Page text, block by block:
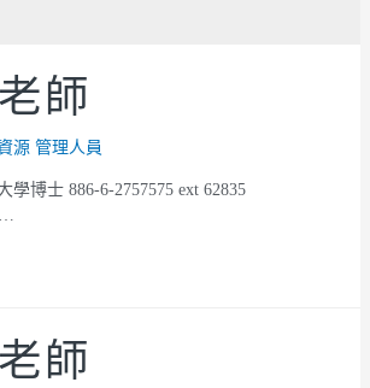
師
源 管理人員
學博士 886-6-2757575 ext 62835
…
師